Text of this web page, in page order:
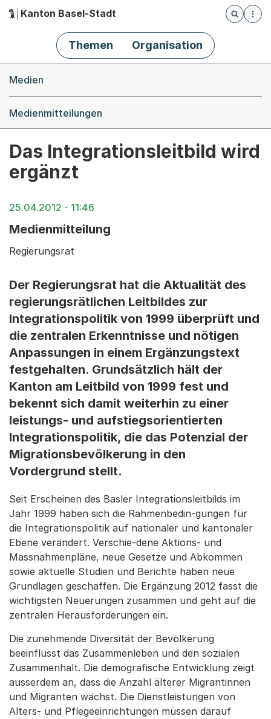
Hauptnavigation
Kanton Basel-Stadt
Öffnet
Themen Organisation
Medien
Medienmitteilungen
Das Integrationsleitbild wird
ergänzt
25.04.2012 - 11:46
Medienmitteilung
Regierungsrat
Der Regierungsrat hat die Aktualität des
regierungsrätlichen Leitbildes zur
Integrationspolitik von 1999 überprüft und
die zentralen Erkenntnisse und nötigen
Anpassungen in einem Ergänzungstext
festgehalten. Grundsätzlich hält der
Kanton am Leitbild von 1999 fest und
bekennt sich damit weiterhin zu einer
leistungs- und aufstiegsorientierten
Integrationspolitik, die das Potenzial der
Migrationsbevölkerung in den
Vordergrund stellt.
Seit Erscheinen des Basler Integrationsleitbilds im
Jahr 1999 haben sich die Rahmenbedin-gungen für
die Integrationspolitik auf nationaler und kantonaler
Ebene verändert. Verschie-dene Aktions- und
Massnahmenpläne, neue Gesetze und Abkommen
sowie aktuelle Studien und Berichte haben neue
Grundlagen geschaffen. Die Ergänzung 2012 fasst die
wichtigsten Neuerungen zusammen und geht auf die
zentralen Herausforderungen ein.
Die zunehmende Diversität der Bevölkerung
beeinflusst das Zusammenleben und den sozialen
Zusammenhalt. Die demografische Entwicklung zeigt
ausserdem an, dass die Anzahl älterer Migrantinnen
und Migranten wächst. Die Dienstleistungen von
Alters- und Pflegeeinrichtungen müssen darauf